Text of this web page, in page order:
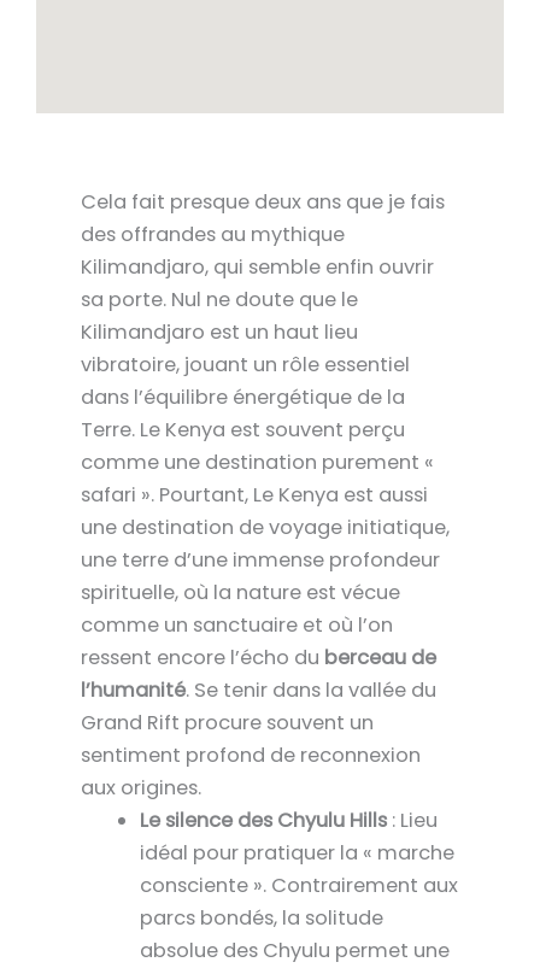
Cela fait presque deux ans que je fais
des offrandes au mythique
Kilimandjaro, qui semble enfin ouvrir
sa porte. Nul ne doute que le
Kilimandjaro est un haut lieu
vibratoire, jouant un rôle essentiel
dans l’équilibre énergétique de la
Terre. Le Kenya est souvent perçu
comme une destination purement «
safari ». Pourtant, Le Kenya est aussi
une destination de voyage initiatique,
une terre d’une immense profondeur
spirituelle, où la nature est vécue
comme un sanctuaire et où l’on
ressent encore l’écho du berceau de
l’humanité. Se tenir dans la vallée du
Grand Rift procure souvent un
sentiment profond de reconnexion
aux origines.
Le silence des Chyulu Hills : Lieu
idéal pour pratiquer la « marche
consciente ». Contrairement aux
parcs bondés, la solitude
absolue des Chyulu permet une